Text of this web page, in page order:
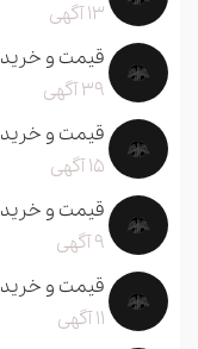
13 آگهی
قیمت و خرید
39 آگهی
قیمت و خرید
15 آگهی
قیمت و خرید
9 آگهی
قیمت و خرید
11 آگهی